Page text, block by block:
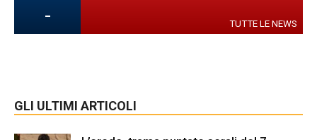
- TUTTE LE NEWS
GLI ULTIMI ARTICOLI